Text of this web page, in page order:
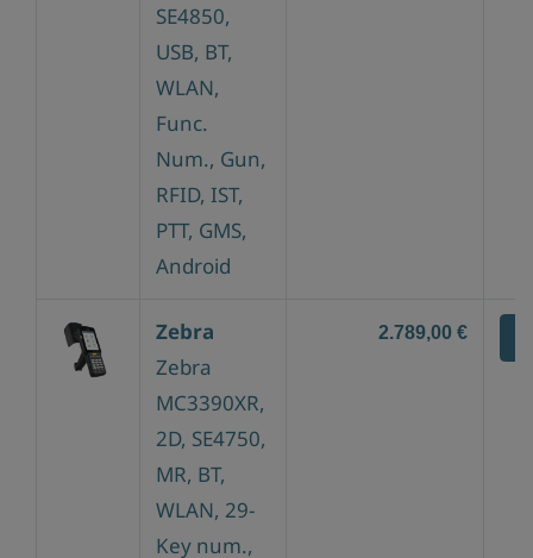
SE4850,
USB, BT,
WLAN,
Func.
Num., Gun,
RFID, IST,
PTT, GMS,
Android
Zebra
Zebra
MC3390XR,
2D, SE4750,
MR, BT,
WLAN, 29-
Key num.,
2.789,00 €